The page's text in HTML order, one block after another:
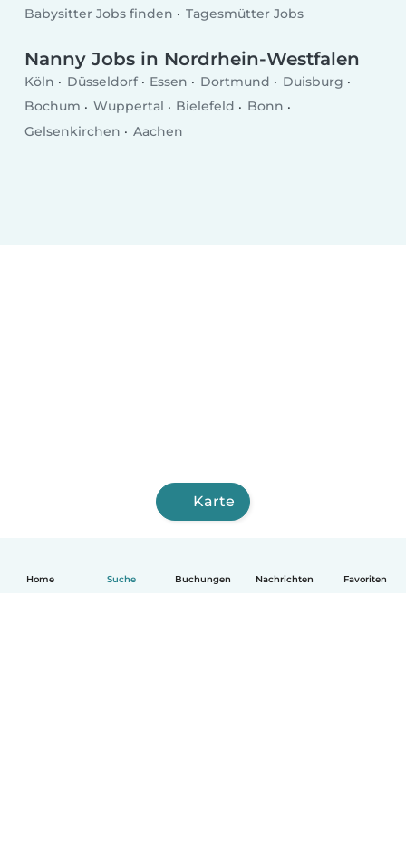
Home Suche Buchungen Nachrichten Favoriten
Babysitter Jobs finden Tagesmütter Jobs
Nanny Jobs in Nordrhein-Westfalen
Köln Düsseldorf Essen Dortmund
Duisburg
Bochum
Wuppertal Bielefeld
Bonn
Gelsenkirchen
Aachen
Karte